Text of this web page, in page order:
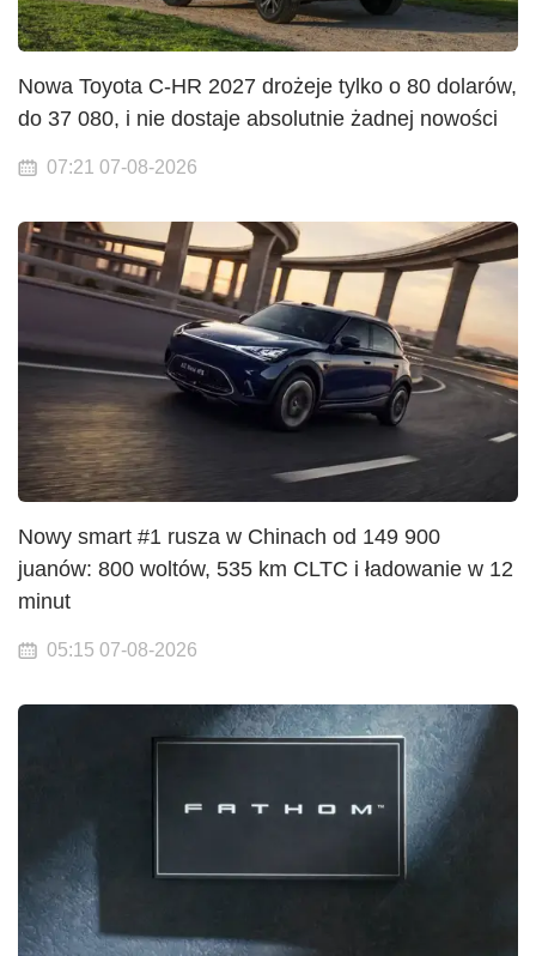
Nowa Toyota C-HR 2027 drożeje tylko o 80 dolarów,
do 37 080, i nie dostaje absolutnie żadnej nowości
07:21 07-08-2026
Nowy smart #1 rusza w Chinach od 149 900
juanów: 800 woltów, 535 km CLTC i ładowanie w 12
minut
05:15 07-08-2026